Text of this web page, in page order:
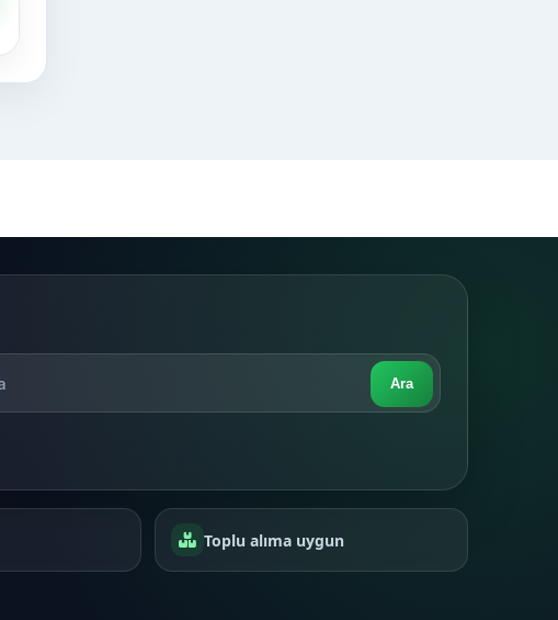
Ara
Toplu alıma uygun